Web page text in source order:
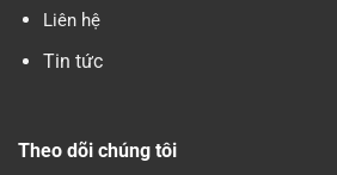
Liên hệ
Tin tức
Theo dõi chúng tôi